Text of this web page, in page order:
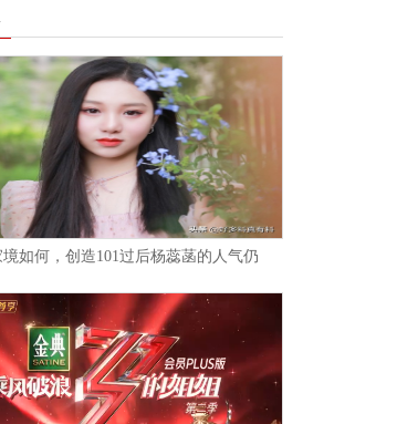
如何，创造101过后杨蕊菡的人气仍